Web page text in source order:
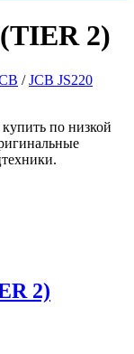
2)
/JCB JS220
по низкой
2)